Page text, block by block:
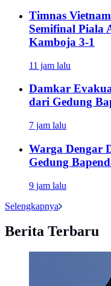
Timnas
Semifinal Piala
Kamboja 3-1
11 jam lalu
Damkar
dari Gedung
7 jam lalu
Warga Dengar
Gedung
9 jam lalu
Selengkapnya
Berita Terbaru